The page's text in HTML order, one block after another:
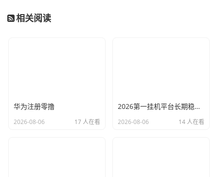
相关阅读
华为注册零撸
2026-08-06 17 人在看
2026第一挂机平台长期稳定，每天可自动赚150左右
2026-08-06 14 人在看